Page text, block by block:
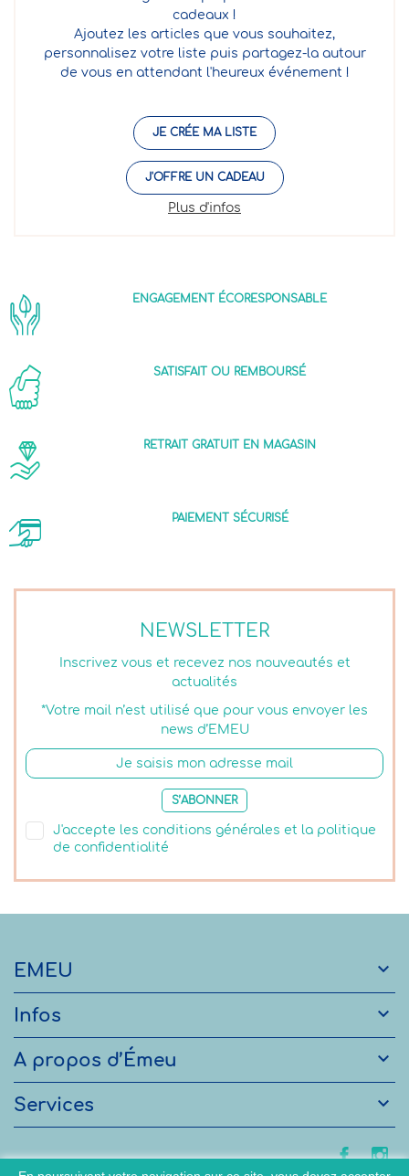
cadeaux !
Ajoutez les articles que vous souhaitez,
personnalisez votre liste puis partagez-la autour
de vous en attendant l'heureux événement !
JE CRÉE MA LISTE
J'OFFRE UN CADEAU
Plus d'infos
NEWSLETTER
Inscrivez vous et recevez nos nouveautés et
actualités
*Votre mail n’est utilisé que pour vous envoyer les
news d’EMEU
S’ABONNER
J'accepte les conditions générales et la politique
de confidentialité
ENGAGEMENT ÉCORESPONSABLE
SATISFAIT OU REMBOURSÉ
RETRAIT GRATUIT EN MAGASIN
PAIEMENT SÉCURISÉ
EMEU 
Infos 
A propos d’Émeu 
Services 